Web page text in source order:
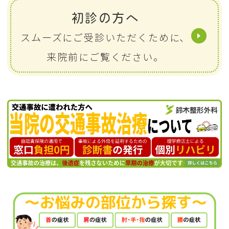
初診の方へ
スムーズにご受診いただくために、
来院前にご覧ください。